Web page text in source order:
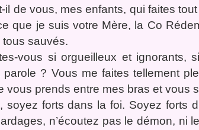
il de vous, mes enfants, qui faites
que je suis votre Mère, la Co
sauvés.
vous si orgueilleux et ignorants,
parole ? Vous me faites tellement
vous prends entre mes bras et vous
soyez forts dans la foi. Soyez forts
n’écoutez pas le démon, ni